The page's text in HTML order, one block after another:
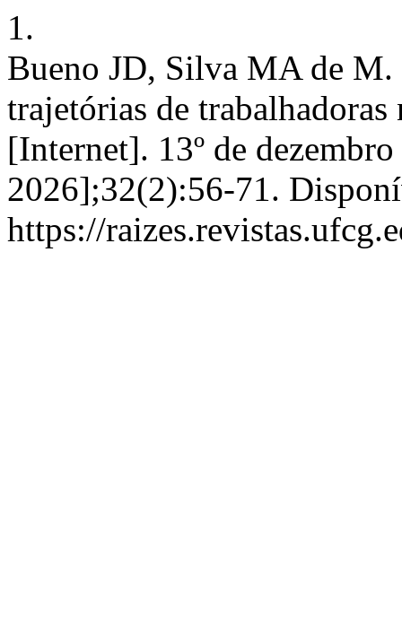
1.
Bueno JD, Silva MA de M.
trajetórias de
[Internet]. 13º de
2026];32(2):56-71.
https://